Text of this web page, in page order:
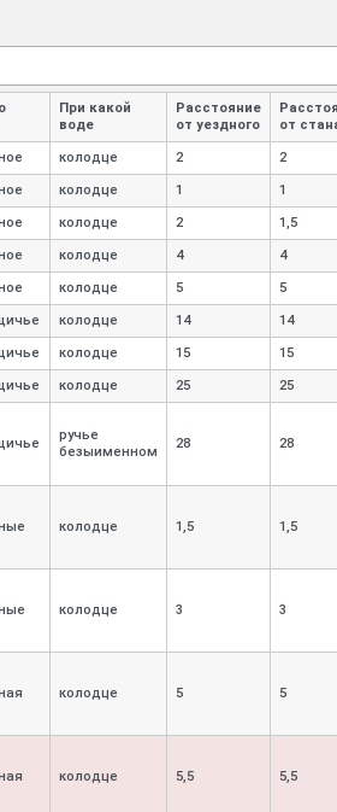
При какой
воде
Расстояние
от уездного
от
колодце 2 2
колодце 1 1
колодце 2 1,5
колодце 4 4
колодце 5 5
колодце 14 14
колодце 15 15
колодце 25 25
ручье
безыименном
28 28
колодце 1,5 1,5
колодце 3 3
колодце 5 5
колодце 5,5 5,5